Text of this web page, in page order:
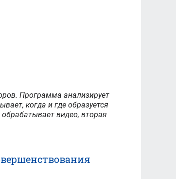
Программа анализирует
когда и где образуется
видео, вторая